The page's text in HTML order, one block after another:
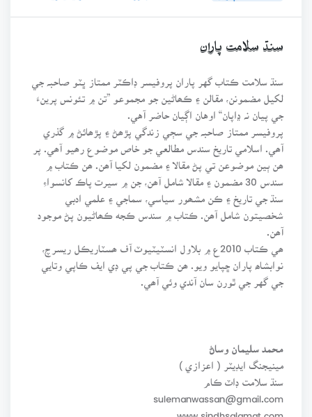
سنڌ سلامت پاران
سنڌ سلامت ڪتاب گهر پاران پروفيسر ڊاڪٽر ممتاز ڀٽو صاحبہ جي
لکيل مضمونن، مقالن ۽ ڪھاڻين جو مجموعو ”تن ۾ تئونس پرينءَ
جي پيان نہ ڍاپان“ اوهان اڳيان حاضر آهي.
پروفيسر ممتاز صاحبہ جي سڄي زندگي پڙھڻ ۽ پڙھائڻ ۾ گذري
آھي. اسلامي تاريخ سندس مطالعي جو خاص موضوع رھيو آھي. پر
ھن ٻين موضوعن تي پڻ مقالا ۽ مضمون لکيا آھن. ھن ڪتاب ۾
سندس 30 مضمون ۽ مقالا شامل آھن، جن ۾ سيرت پاڪ کانسواءِ
سنڌ جي تاريخ ۽ ڪن مشھور سياسي، سماجي ۽ علمي ادبي
شخصيتون شامل آھن. ڪتاب ۾ سندس ڪجه ڪھاڻيون پڻ موجود
آھن.
ھي ڪتاب 2010ع ۾ بلاول انسٽيٽيوٽ آف ھسٽاريڪل ريسرچ،
نوابشاھ پاران ڇپايو ويو. ھن ڪتاب جي پي ڊي ايف ڪاپي وتايي
جي گهر جي ٿورن سان آندي وئي آھي.
محمد سليمان وساڻ
مينيجنگ ايڊيٽر ( اعزازي )
سنڌ سلامت ڊاٽ ڪام
sulemanwassan@gmail.com